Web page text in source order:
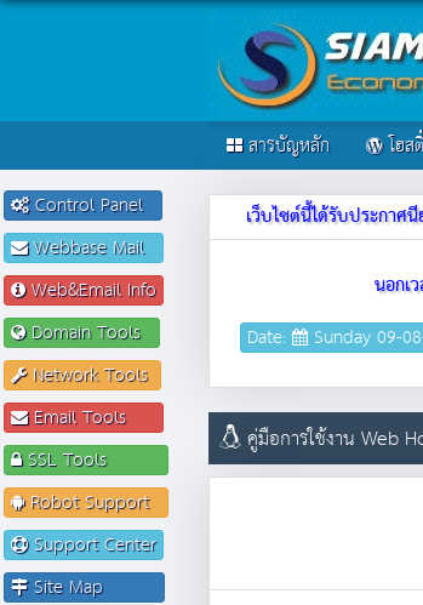
สารบัญหลัก โฮส
เว็บไซต์นี้ได้รับประกา
นอกเ
Date: Sunday 09-
คู่มือการใช้งาน Web
Control Panel
Webbase Mail
Web&Email Info
Domain Tools
Network Tools
Email Tools
SSL Tools
Robot Support
Support Center
Site Map